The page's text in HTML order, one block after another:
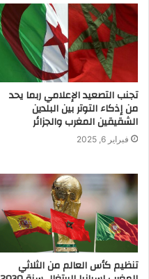
تجنب التصعيد الإعلامي ربما يحد
من إذكاء التوتر بين البلدين
الشقيقين المغرب والجزائر
فبراير 6, 2025
تنظيم كأس العالم من الثلاثي